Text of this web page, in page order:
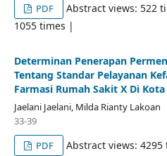
PDF
Abstract views: 522
1055 times |
Determinan Penerapan
Tentang Standar Pelayanan
Farmasi Rumah Sakit X Di
Jaelani Jaelani, Milda Rianty Lakoan
33-39
PDF
Abstract views: